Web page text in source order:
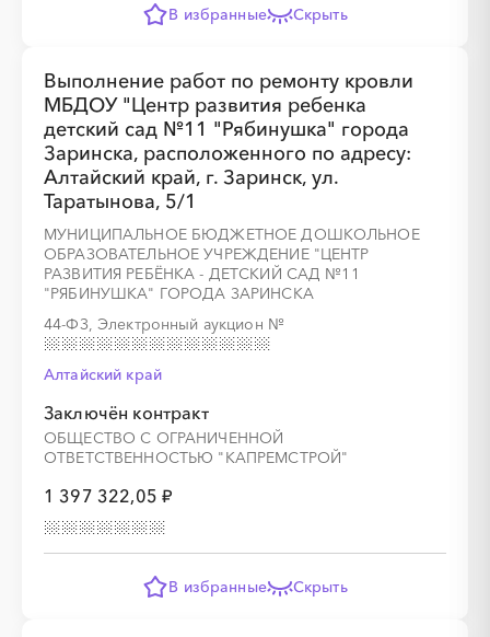
В избранные Скрыть
Выполнение работ по ремонту кровли
МБДОУ "Центр развития ребенка
детский сад №11 "Рябинушка" города
Заринска, расположенного по адресу:
Алтайский край, г. Заринск, ул.
Таратынова, 5/1
МУНИЦИПАЛЬНОЕ БЮДЖЕТНОЕ ДОШКОЛЬНОЕ
ОБРАЗОВАТЕЛЬНОЕ УЧРЕЖДЕНИЕ "ЦЕНТР
РАЗВИТИЯ РЕБЁНКА - ДЕТСКИЙ САД №11
"РЯБИНУШКА" ГОРОДА ЗАРИНСКА
44-ФЗ, Электронный аукцион №
Алтайский край
Заключён контракт
ОБЩЕСТВО С ОГРАНИЧЕННОЙ
ОТВЕТСТВЕННОСТЬЮ "КАПРЕМСТРОЙ"
1 397 322,05 ₽
В избранные Скрыть